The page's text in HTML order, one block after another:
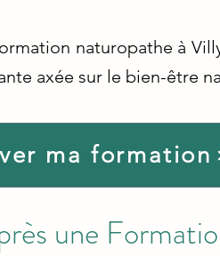
naturopathe à
axée sur le bien-être
ma formation
une